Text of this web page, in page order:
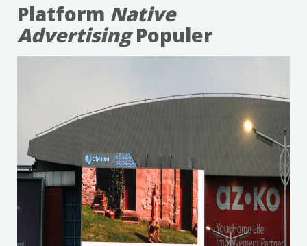
Platform Native
AdvertisingPopuler